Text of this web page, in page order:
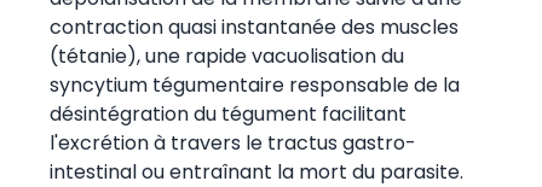
contraction quasi instantanée des muscles
(tétanie), une rapide vacuolisation du
syncytium tégumentaire responsable de la
désintégration du tégument facilitant
l'excrétion à travers le tractus gastro-
intestinal ou entraînant la mort du parasite.